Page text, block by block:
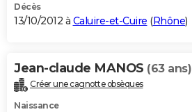
Décès
13/10/2012 à Caluire-et-Cuire (Rhône)
Jean-claude MANOS (63 ans)
Créer une cagnotte obsèques
Naissance